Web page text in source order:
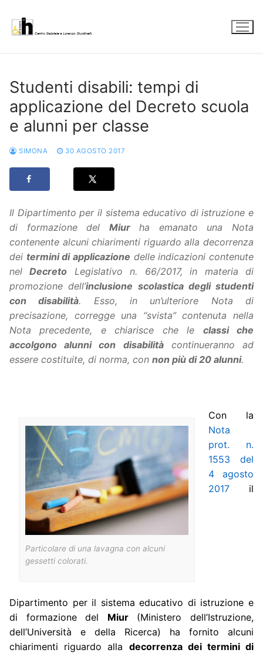
contenuto
Studenti disabili: tempi di
applicazione del Decreto scuola
e alunni per classe
SIMONA 30 AGOSTO 2017
Il Dipartimento per il sistema educativo di istruzione e
di formazione del Miurha emanato una Nota
contenente alcuni chiarimenti riguardo alla decorrenza
dei termini di applicazione delle indicazioni contenute
nelDecreto Legislativo n. 66/2017, in materia di
promozione dell’inclusione scolastica degli studenti
con disabilità. Esso, in un’ulteriore Nota di
precisazione, corregge una “svista” contenuta nella
Nota precedente, e chiarisce che le classiche
accolgono alunni con disabilitàcontinueranno ad
essere costituite, di norma, con non più di 20 alunni.
Particolare di una lavagna con alcuni
gessetti colorati.
Con la
Nota
prot. n.
1553 del
4 agosto
2017il
Dipartimento per il sistema educativo di istruzione e
di formazione del Miur(Ministero dell’Istruzione,
dell’Università e della Ricerca) ha fornito alcuni
chiarimenti riguardo alla decorrenza dei termini di